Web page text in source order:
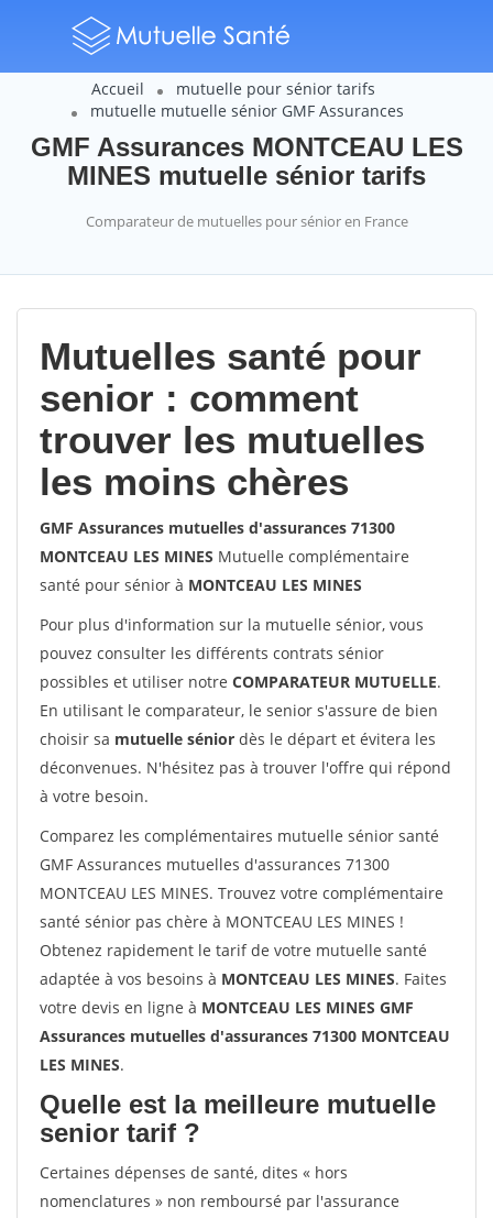
Accueil
mutuelle pour sénior tarifs
mutuelle mutuelle sénior GMF Assurances
GMF Assurances MONTCEAU LES
MINES mutuelle sénior tarifs
Comparateur de mutuelles pour sénior en France
Mutuelles santé pour
senior : comment
trouver les mutuelles
les moins chères
GMF Assurances mutuelles d'assurances 71300
MONTCEAU LES MINES Mutuelle complémentaire
santé pour sénior à MONTCEAU LES MINES
Pour plus d'information sur la mutuelle sénior, vous
pouvez consulter les différents contrats sénior
possibles et utiliser notre COMPARATEUR MUTUELLE.
En utilisant le comparateur, le senior s'assure de bien
choisir sa mutuelle sénior dès le départ et évitera les
déconvenues. N'hésitez pas à trouver l'offre qui répond
à votre besoin.
Comparez les complémentaires mutuelle sénior santé
GMF Assurances mutuelles d'assurances 71300
MONTCEAU LES MINES. Trouvez votre complémentaire
santé sénior pas chère à MONTCEAU LES MINES !
Obtenez rapidement le tarif de votre mutuelle santé
adaptée à vos besoins à MONTCEAU LES MINES. Faites
votre devis en ligne à MONTCEAU LES MINES GMF
Assurances mutuelles d'assurances 71300 MONTCEAU
LES MINES.
Quelle est la meilleure mutuelle
senior tarif ?
Certaines dépenses de santé, dites « hors
nomenclatures » non remboursé par l'assurance